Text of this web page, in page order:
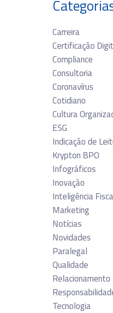
Carreira
Certificação
Compliance
Consultoria
Coronavírus
Cotidiano
Cultura
ESG
Indicação de
Krypton BPO
Infográficos
Inovação
Inteligência
Marketing
Notícias
Novidades
Paralegal
Qualidade
Relacionamento
Tecnologia